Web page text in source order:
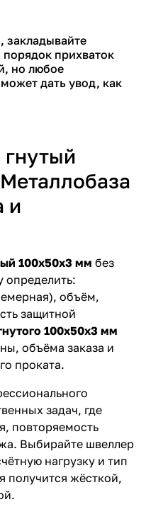
закладывайте
порядок прихваток
но любое
дать увод, как
и
100х50х3 мм без
определить:
объём,
защитной
100х50х3 мм
объёма заказа и
проката.
задач, где
повторяемость
Выбирайте швеллер
нагрузку и тип
получится жёсткой,